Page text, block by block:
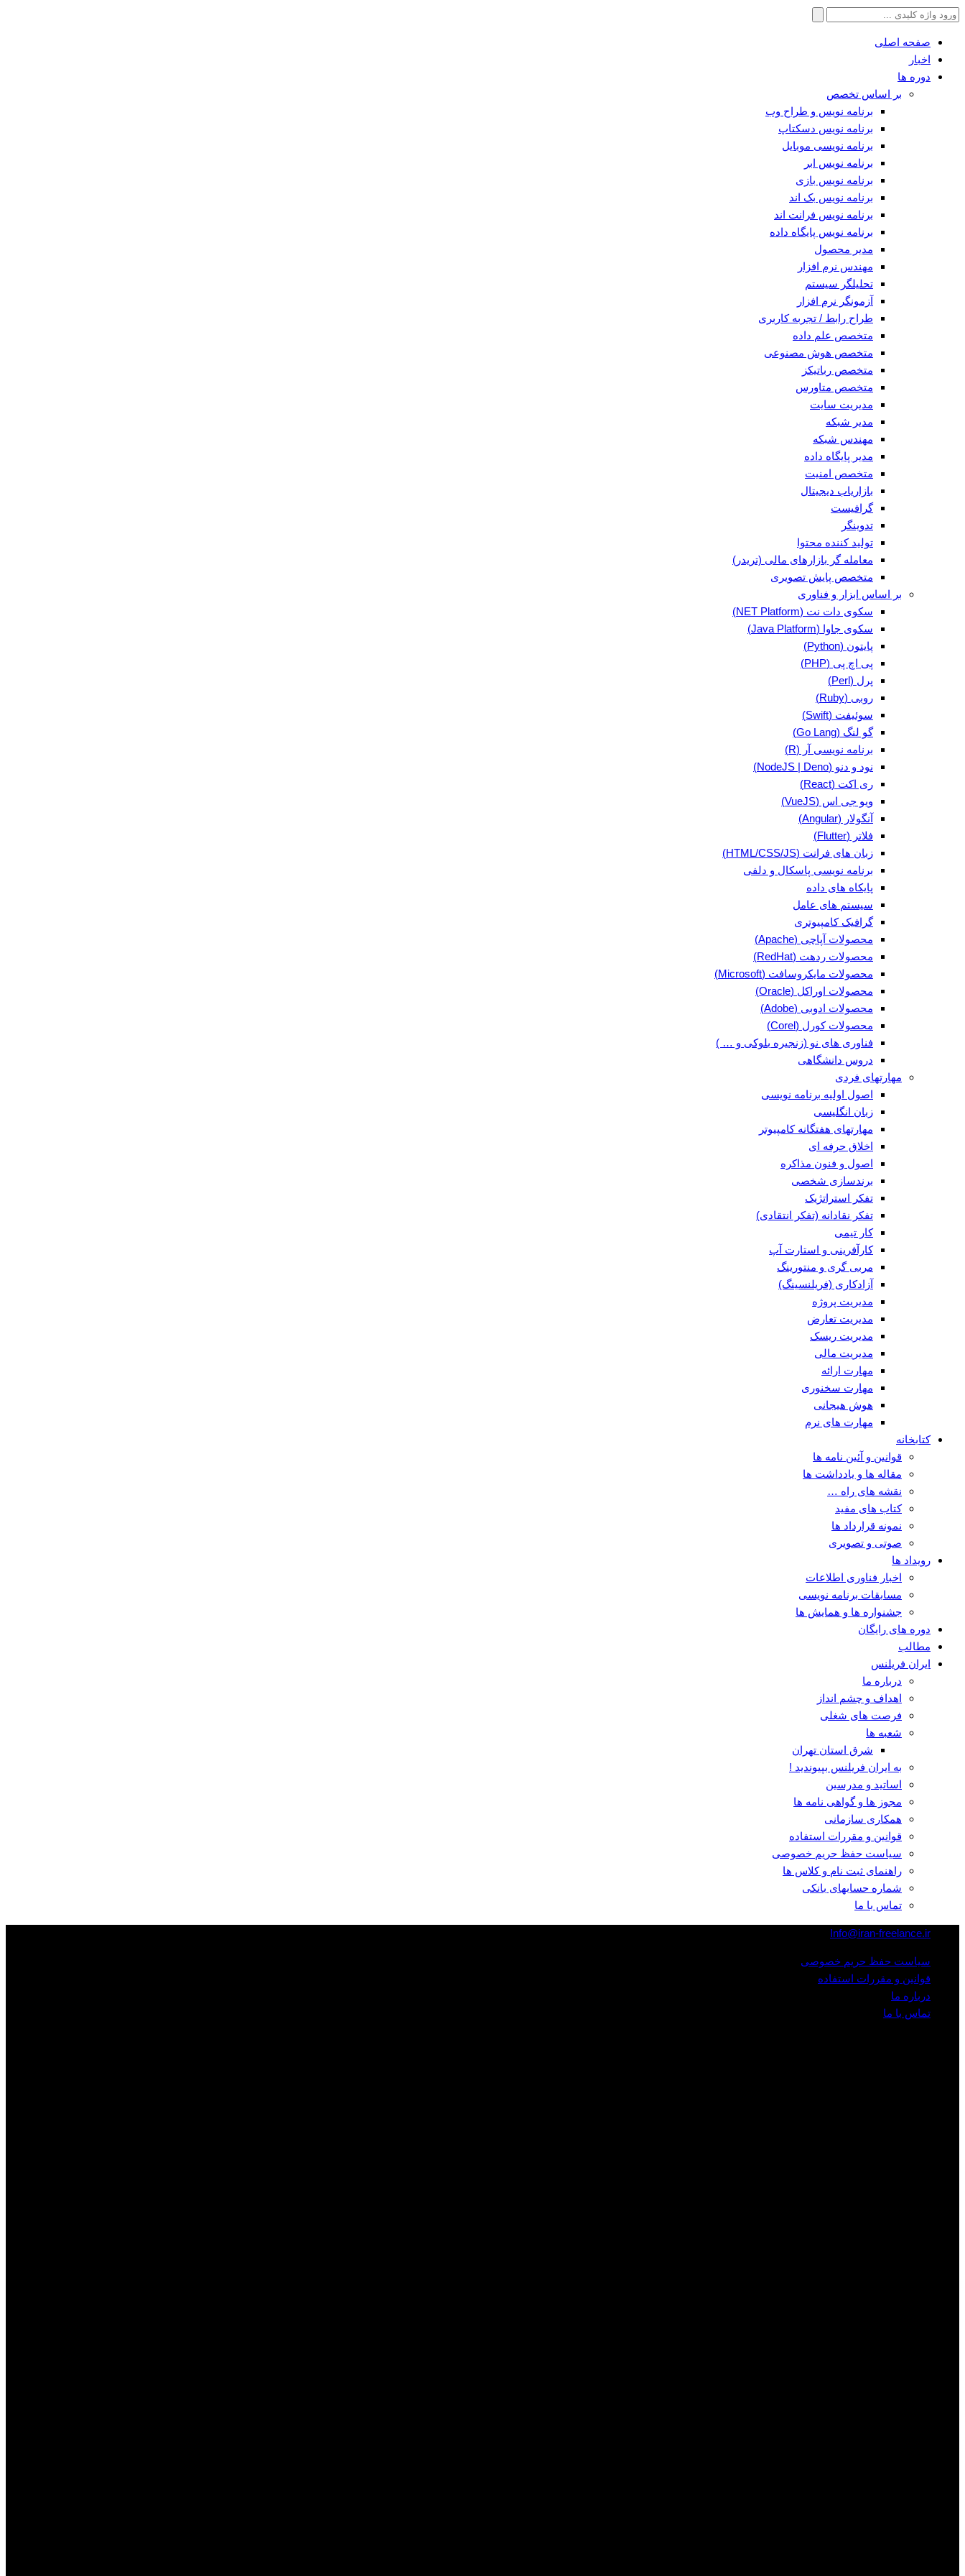
جستجو
صفحه اصلی
اخبار
دوره ها
بر اساس تخصص
برنامه نویس و طراح وب
برنامه نویس دسکتاپ
برنامه نویسی موبایل
برنامه نویس ابر
برنامه نویس بازی
برنامه نویس بک اند
برنامه نویس فرانت اند
برنامه نویس پایگاه داده
مدیر محصول
مهندس نرم افزار
تحلیلگر سیستم
آزمونگر نرم افزار
طراح رابط / تجربه کاربری
متخصص علم داده
متخصص هوش مصنوعی
متخصص رباتیکز
متخصص متاورس
مدیریت سایت
مدیر شبکه
مهندس شبکه
مدیر پایگاه داده
متخصص امنیت
بازاریاب دیجیتال
گرافیست
تدوینگر
تولید کننده محتوا
معامله گر بازارهای مالی (تریدر)
متخصص پایش تصویری
بر اساس ابزار و فناوری
سکوی دات نت (NET Platform)
سکوی جاوا (Java Platform)
پایتون (Python)
پی اچ پی (PHP)
پرل (Perl)
روبی (Ruby)
سوئیفت (Swift)
گو لنگ (Go Lang)
برنامه نویسی آر (R)
نود و دنو (NodeJS | Deno)
ری اکت (React)
ویو جی اس (VueJS)
آنگولار (Angular)
فلاتر (Flutter)
زبان های فرانت (HTML/CSS/JS)
برنامه نویسی پاسکال و دلفی
پایکاه های داده
سیستم های عامل
گرافیک کامپیوتری
محصولات آپاچی (Apache)
محصولات ردهت (RedHat)
محصولات مایکروسافت (Microsoft)
محصولات اوراکل (Oracle)
محصولات ادوبی (Adobe)
محصولات کورل (Corel)
فناوری های نو (زنجیره بلوکی و … )
دروس دانشگاهی
مهارتهای فردی
اصول اولیه برنامه نویسی
زبان انگلیسی
مهارتهای هفتگانه کامپیوتر
اخلاق حرفه ای
اصول و فنون مذاکره
برندسازی شخصی
تفکر استراتژیک
تفکر نقادانه (تفکر انتقادی)
کار تیمی
کارآفرینی و استارت آپ
مربی گری و منتورینگ
آزادکاری (فریلنسینگ)
مدیریت پروژه
مدیریت تعارض
مدیریت ریسک
مدیریت مالی
مهارت ارائه
مهارت سخنوری
هوش هیجانی
مهارت های نرم
کتابخانه
قوانین و آئین نامه ها
مقاله ها و یادداشت ها
نقشه های راه …
کتاب های مفید
نمونه قرارداد ها
صوتی و تصویری
رویداد ها
اخبار فناوری اطلاعات
مسابقات برنامه نویسی
جشنواره ها و همایش ها
دوره های رایگان
مطالب
ایران فریلنس
درباره ما
اهداف و چشم انداز
فرصت های شغلی
شعبه ها
شرق استان تهران
به ایران فریلنس بپیوندید !
اساتید و مدرسین
مجوز ها و گواهی نامه ها
همکاری سازمانی
قوانین و مقررات استفاده
سیاست حفظ حریم خصوصی
راهنمای ثبت نام و کلاس ها
شماره حسابهای بانکی
تماس با ما
Info@iran-freelance.ir
سیاست حفظ حریم خصوصی
قوانین و مقررات استفاده
درباره ما
تماس با ما